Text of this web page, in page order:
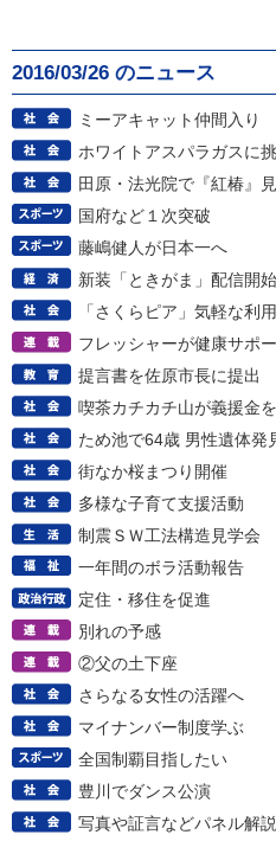
2016/03/26 のニュース
ミーアキャット仲間入り
ホワイトアスパラガスに
田原・法光院で『紅椿』
国府など１次突破
藤嶋健人が日本一へ
新装「ときがま」配信開始
「さくらピア」気軽な利
フレッシャーが健康サポ
提言書を佐原市長に提出
喫茶カチカチ山が義援金
ため池で64歳 男性遺体発
街なか桜まつり開催
多様な子育て支援活動
制震ＳＷ工法構造見学会
一年間のボラ活動報告
定住・移住を促進
別れの予感
②父の土下座
さらなる女性の活躍へ
マイナンバー制度学ぶ
全国制覇目指したい
豊川でダンス公演
写真や証言などパネル解説